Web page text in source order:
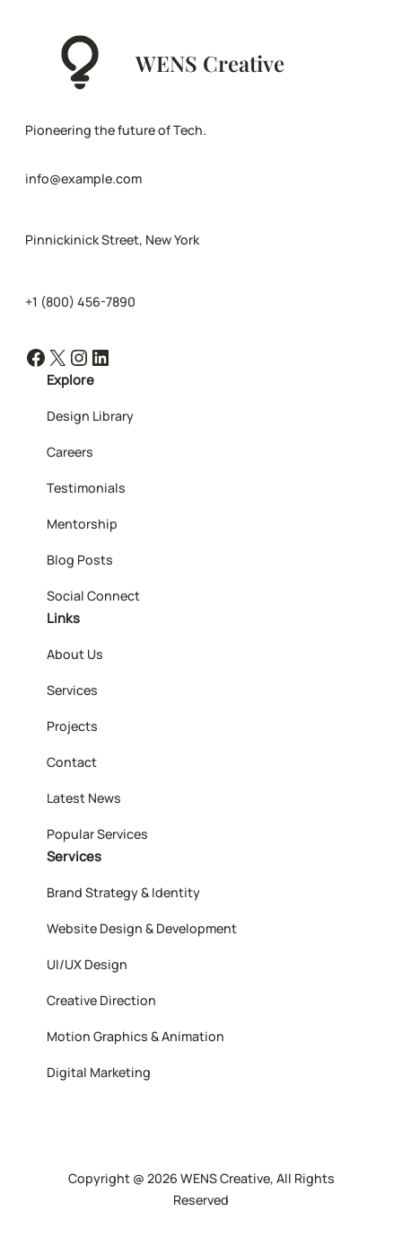
WENS Creative
Pioneering the future of Tech.
info@example.com
Pinnickinick Street, New York
+1 (800) 456-7890
Facebook X Instagram LinkedIn
Explore
Design Library
Careers
Testimonials
Mentorship
Blog Posts
Social Connect
Links
About Us
Services
Projects
Contact
Latest News
Popular Services
Services
Brand Strategy & Identity
Website Design & Development
UI/UX Design
Creative Direction
Motion Graphics & Animation
Digital Marketing
Copyright @ 2026 WENS Creative, All Rights
Reserved